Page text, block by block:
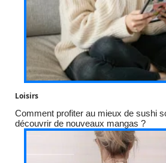
Loisirs
Comment profiter au mieux de sushi
découvrir de nouveaux mangas ?